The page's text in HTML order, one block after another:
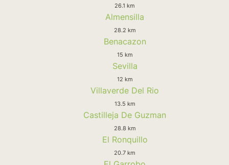
26.1 km
Almensilla
28.2 km
Benacazon
15 km
Sevilla
12 km
Villaverde Del Rio
13.5 km
Castilleja De Guzman
28.8 km
El Ronquillo
20.7 km